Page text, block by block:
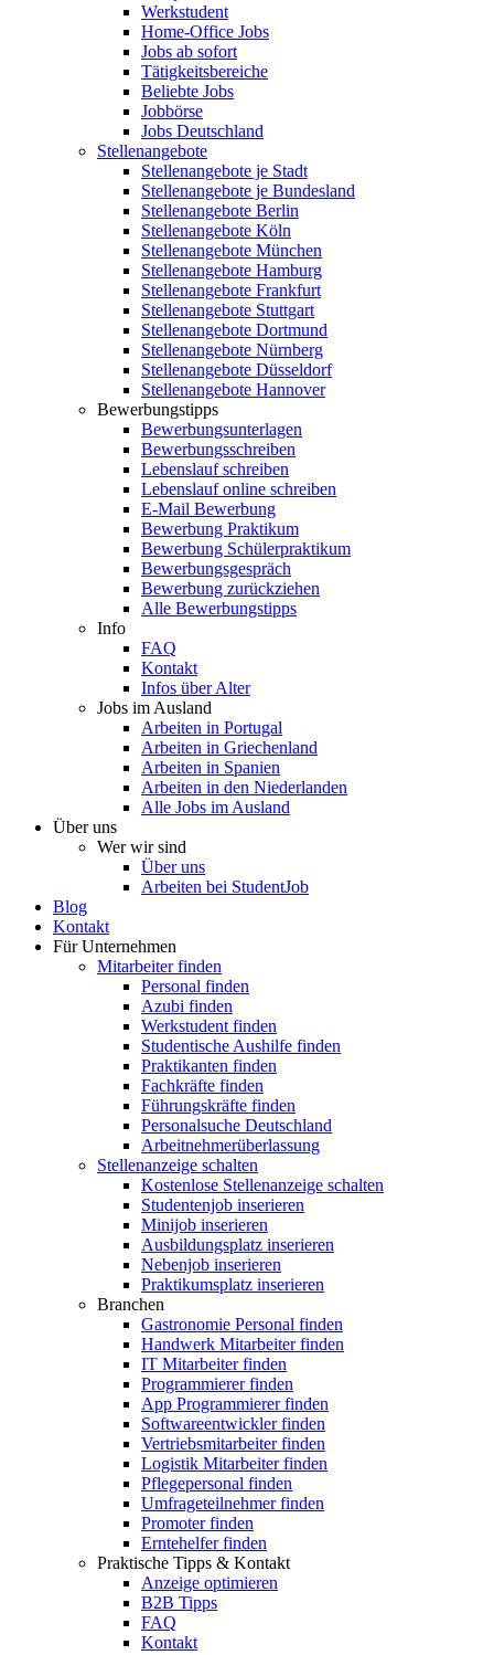
Werkstudent
Home-Office Jobs
Jobs ab sofort
Tätigkeitsbereiche
Beliebte Jobs
Jobbörse
Jobs Deutschland
Stellenangebote
Stellenangebote je Stadt
Stellenangebote je Bundesland
Stellenangebote Berlin
Stellenangebote Köln
Stellenangebote München
Stellenangebote Hamburg
Stellenangebote Frankfurt
Stellenangebote Stuttgart
Stellenangebote Dortmund
Stellenangebote Nürnberg
Stellenangebote Düsseldorf
Stellenangebote Hannover
Bewerbungstipps
Bewerbungsunterlagen
Bewerbungsschreiben
Lebenslauf schreiben
Lebenslauf online schreiben
E-Mail Bewerbung
Bewerbung Praktikum
Bewerbung Schülerpraktikum
Bewerbungsgespräch
Bewerbung zurückziehen
Alle Bewerbungstipps
Info
FAQ
Kontakt
Infos über Alter
Jobs im Ausland
Arbeiten in Portugal
Arbeiten in Griechenland
Arbeiten in Spanien
Arbeiten in den Niederlanden
Alle Jobs im Ausland
Über uns
Wer wir sind
Über uns
Arbeiten bei StudentJob
Blog
Kontakt
Für Unternehmen
Mitarbeiter finden
Personal finden
Azubi finden
Werkstudent finden
Studentische Aushilfe finden
Praktikanten finden
Fachkräfte finden
Führungskräfte finden
Personalsuche Deutschland
Arbeitnehmerüberlassung
Stellenanzeige schalten
Kostenlose Stellenanzeige schalten
Studentenjob inserieren
Minijob inserieren
Ausbildungsplatz inserieren
Nebenjob inserieren
Praktikumsplatz inserieren
Branchen
Gastronomie Personal finden
Handwerk Mitarbeiter finden
IT Mitarbeiter finden
Programmierer finden
App Programmierer finden
Softwareentwickler finden
Vertriebsmitarbeiter finden
Logistik Mitarbeiter finden
Pflegepersonal finden
Umfrageteilnehmer finden
Promoter finden
Erntehelfer finden
Praktische Tipps & Kontakt
Anzeige optimieren
B2B Tipps
FAQ
Kontakt